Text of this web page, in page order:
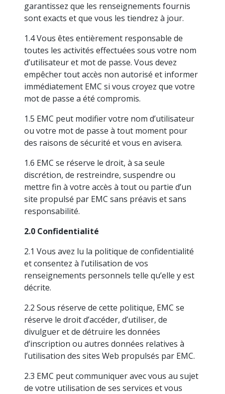
garantissez que les renseignements fournis
sont exacts et que vous les tiendrez à jour.
1.4 Vous êtes entièrement responsable de
toutes les activités effectuées sous votre nom
d’utilisateur et mot de passe. Vous devez
empêcher tout accès non autorisé et informer
immédiatement EMC si vous croyez que votre
mot de passe a été compromis.
1.5 EMC peut modifier votre nom d’utilisateur
ou votre mot de passe à tout moment pour
des raisons de sécurité et vous en avisera.
1.6 EMC se réserve le droit, à sa seule
discrétion, de restreindre, suspendre ou
mettre fin à votre accès à tout ou partie d’un
site propulsé par EMC sans préavis et sans
responsabilité.
2.0 Confidentialité
2.1 Vous avez lu la politique de confidentialité
et consentez à l’utilisation de vos
renseignements personnels telle qu’elle y est
décrite.
2.2 Sous réserve de cette politique, EMC se
réserve le droit d’accéder, d’utiliser, de
divulguer et de détruire les données
d’inscription ou autres données relatives à
l’utilisation des sites Web propulsés par EMC.
2.3 EMC peut communiquer avec vous au sujet
de votre utilisation de ses services et vous